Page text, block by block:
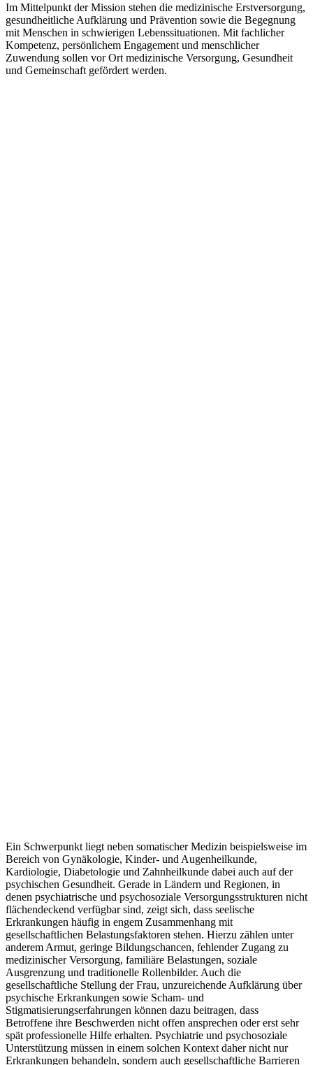
Im Mittelpunkt der Mission stehen die medizinische Erstversorgung,
gesundheitliche Aufklärung und Prävention sowie die Begegnung
mit Menschen in schwierigen Lebenssituationen. Mit fachlicher
Kompetenz, persönlichem Engagement und menschlicher
Zuwendung sollen vor Ort medizinische Versorgung, Gesundheit
und Gemeinschaft gefördert werden.
Ein Schwerpunkt liegt neben somatischer Medizin beispielsweise im
Bereich von Gynäkologie, Kinder- und Augenheilkunde,
Kardiologie, Diabetologie und Zahnheilkunde dabei auch auf der
psychischen Gesundheit. Gerade in Ländern und Regionen, in
denen psychiatrische und psychosoziale Versorgungsstrukturen nicht
flächendeckend verfügbar sind, zeigt sich, dass seelische
Erkrankungen häufig in engem Zusammenhang mit
gesellschaftlichen Belastungsfaktoren stehen. Hierzu zählen unter
anderem Armut, geringe Bildungschancen, fehlender Zugang zu
medizinischer Versorgung, familiäre Belastungen, soziale
Ausgrenzung und traditionelle Rollenbilder. Auch die
gesellschaftliche Stellung der Frau, unzureichende Aufklärung über
psychische Erkrankungen sowie Scham- und
Stigmatisierungserfahrungen können dazu beitragen, dass
Betroffene ihre Beschwerden nicht offen ansprechen oder erst sehr
spät professionelle Hilfe erhalten. Psychiatrie und psychosoziale
Unterstützung müssen in einem solchen Kontext daher nicht nur
Erkrankungen behandeln, sondern auch gesellschaftliche Barrieren